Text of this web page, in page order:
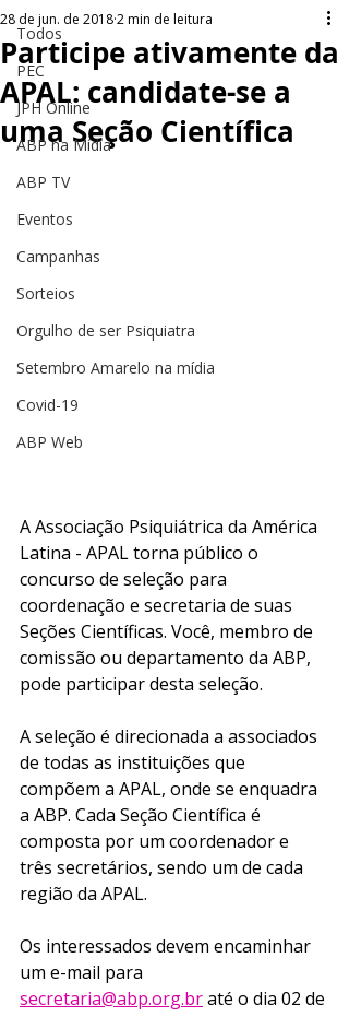
Todos
PEC
JPH Online
ABP na Mídia
ABP TV
Eventos
Campanhas
Sorteios
Orgulho de ser Psiquiatra
Setembro Amarelo na mídia
Covid-19
ABP Web
Participe ativamente da
APAL: candidate-se a
uma Seção Científica
28 de jun. de 20182 min de leitura
A Associação Psiquiátrica da América
Latina - APAL torna público o
concurso de seleção para
coordenação e secretaria de suas
Seções Científicas. Você, membro de
comissão ou departamento da ABP,
pode participar desta seleção.
A seleção é direcionada a associados
de todas as instituições que
compõem a APAL, onde se enquadra
a ABP. Cada Seção Científica é
composta por um coordenador e
três secretários, sendo um de cada
região da APAL.
Os interessados devem encaminhar
um e-mail para
secretaria@abp.org.br até o dia 02 de